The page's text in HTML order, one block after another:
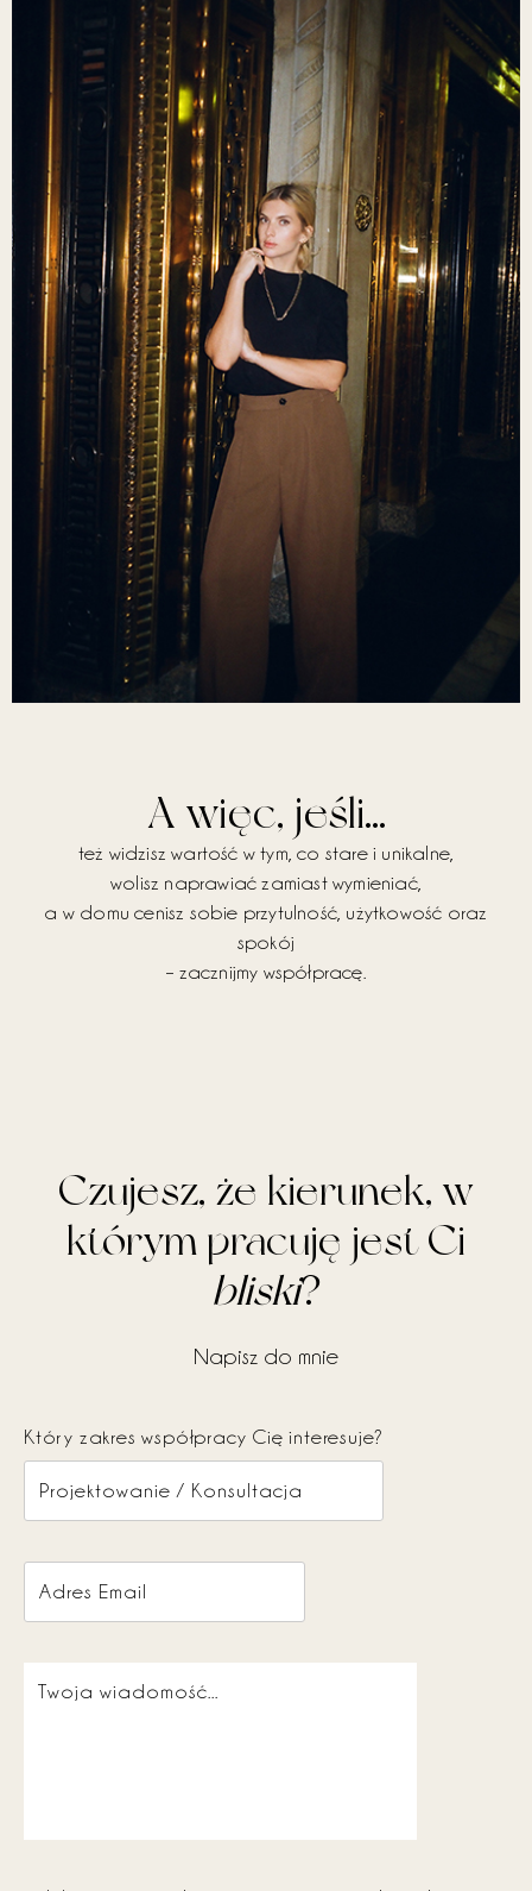
A więc, jeśli...
też widzisz wartość w tym, co stare i unikalne,
wolisz naprawiać zamiast wymieniać,
a w domu cenisz sobie przytulność, użytkowość oraz
spokój
– zacznijmy współpracę.
Czujesz, że kierunek, w
którym pracuję jest Ci
bliski?
Napisz do mnie
Który zakres współpracy Cię interesuje?